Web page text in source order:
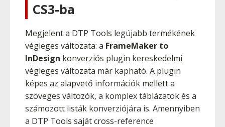
CS3-ba
Megjelent a DTP Tools legújabb termékének
végleges változata: a FrameMaker to
InDesign konverziós plugin kereskedelmi
végleges változata már kapható. A plugin
képes az alapvető információk mellett a
szöveges változók, a komplex táblázatok és a
számozott listák konverziójára is. Amennyiben
a DTP Tools saját cross-reference